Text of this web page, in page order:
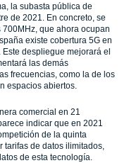
la subasta pública de
de 2021. En concreto, se
que ahora ocupan
existe cobertura 5G en
despliegue mejorará el
las demás
frecuencias, como la de los
espacios abiertos.
comercial en 21
indicar que en 2021
de la quinta
de datos ilimitados,
de esta tecnología.